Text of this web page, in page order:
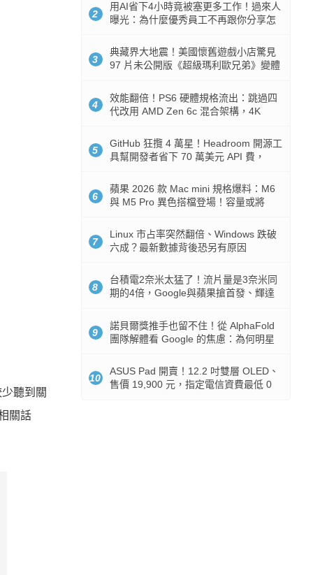
聽到關
關話
2
用AI省下4小時竟被塞更多工作！過來人
曝光：為什麼優秀員工不再跟你分享怎
3
典藏界大地震！美國懷舊遊戲小店驚見
97 片未公開版《超級瑪利歐兄弟》變體
4
效能翻倍！PS6 硬體規格流出：跳過四
代改用 AMD Zen 6c 混合架構，4K
5
GitHub 狂攬 4 萬星！Headroom 開源工
具幫開發者省下 70 萬美元 API 費，
6
蘋果 2026 款 Mac mini 規格爆料：M6
與 M5 Pro 異色搭檔登場！容量或將
7
Linux 市占率突然翻倍、Windows 跌破
六成？最新數據背後恐另有原因
8
台積電2奈米太猛了！流片量是3奈米同
期的4倍，Google與蘋果搶首發、輝達
9
諾貝爾獎推手也留不住！從 AlphaFold
團隊解體看 Google 的焦慮：為何明星
10
ASUS Pad 開賣！12.2 吋雙層 OLED、
售價 19,900 元，指定電信資費最低 0